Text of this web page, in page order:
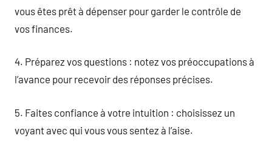
vous êtes prêt à dépenser pour garder le contrôle de
vos finances.
4. Préparez vos questions : notez vos préoccupations à
l’avance pour recevoir des réponses précises.
5. Faites confiance à votre intuition : choisissez un
voyant avec qui vous vous sentez à l’aise.